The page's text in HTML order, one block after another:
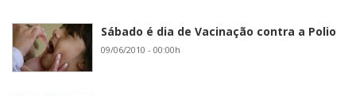
Sábado é dia de Vacinação contra a Polio
09/06/2010 - 00:00h